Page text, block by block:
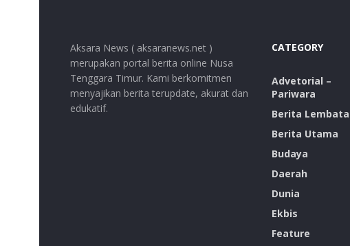
Aksara News ( aksaranews.net )
merupakan portal berita online Nusa
Tenggara Timur. Kami berkomitmen
menyajikan berita terupdate, akurat dan
edukatif.
CATEGORY
Advetorial –
Pariwara
Berita Lembata
Berita Utama
Budaya
Daerah
Dunia
Ekbis
Feature